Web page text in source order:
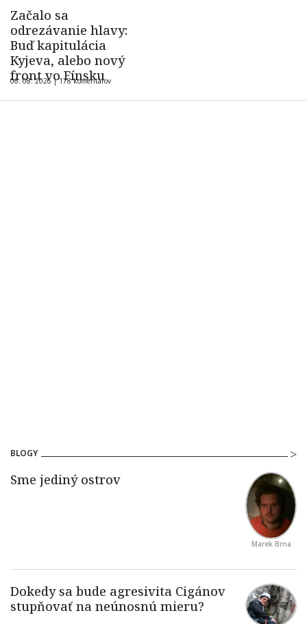
Začalo sa
odrezávanie hlavy:
Buď kapitulácia
Kyjeva, alebo nový
front vo Fínsku
06. 08. 2026 |178 komentárov
BLOGY
Marek Brna